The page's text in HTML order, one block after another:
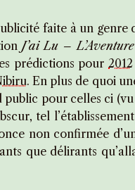
faite à un genre
J’ai Lu –
prédictions pour 2012
. En plus de quoi
public pour celles ci
tel
non confirmée
que délirants